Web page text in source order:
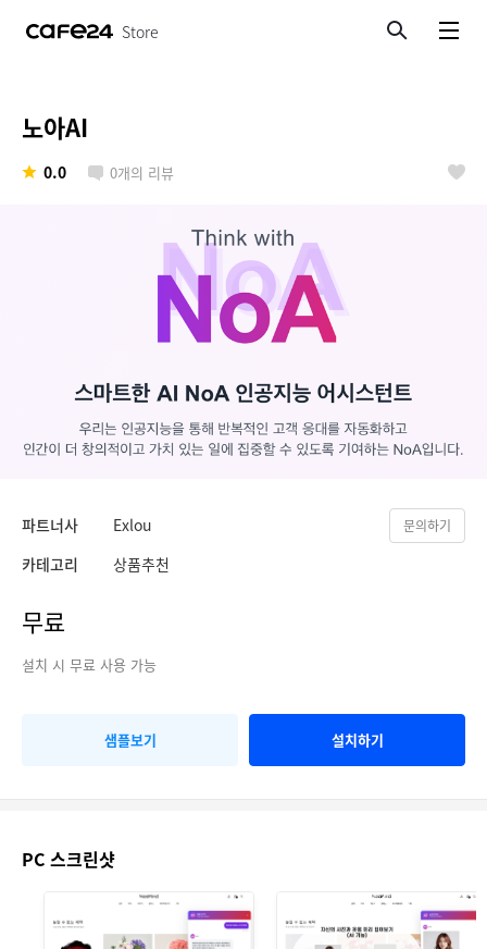
Store
노아AI
0.0 0개의 리뷰
파트너사 Exlou 문의하기
카테고리 상품추천
무료
설치 시 무료 사용 가능
샘플보기 설치하기
PC 스크린샷